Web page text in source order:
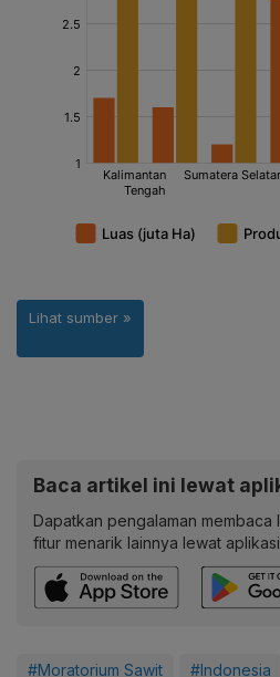
Baca artikel ini lewat
Dapatkan pengalaman membaca
fitur menarik lainnya lewat
#Moratorium Sawit #Indonesia